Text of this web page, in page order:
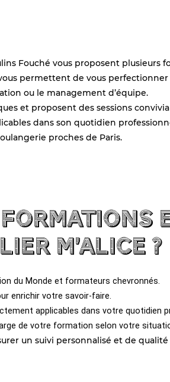
Fouché vous proposent plusieurs
permettent de vous
ou le management d’équipe.
et proposent des sessions
dans son quotidien
proches de Paris.
m’alice ?
du Monde et formateurs chevronnés.
enrichir votre savoir-faire.
applicables dans votre quotidien
de votre formation selon votre
un suivi personnalisé et de